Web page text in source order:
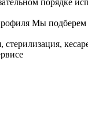
Мы подберем
стерилизация,